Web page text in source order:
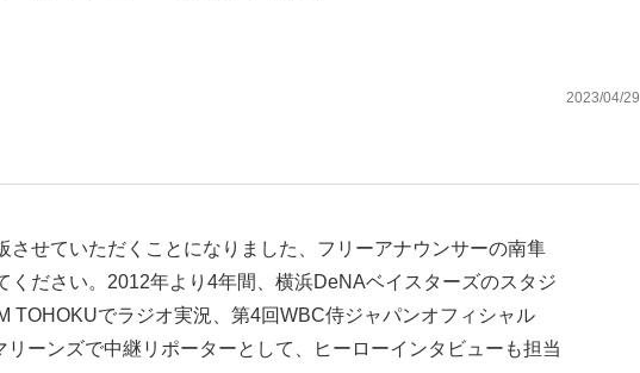
もっと見る
もっと見る
2023/04/29
せていただくことになりました、フリーアナウンサーの南隼
ください。2012年より4年間、横浜DeNAベイスターズのスタジ
TOHOKUでラジオ実況、第4回WBC侍ジャパンオフィシャル
ーンズで中継リポーターとして、ヒーローインタビューも担当